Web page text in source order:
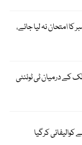
امتحان نہ لیا جائے،
ممالک کے درمیان ٹی ٹوئنٹی